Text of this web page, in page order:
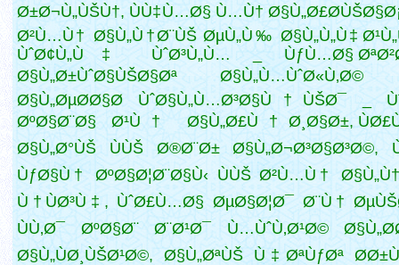
Ø±Ø¬Ù„ÙŠÙ†, ÙÙ‡Ù…Ø§ Ù…Ù† Ø§Ù„Ø£Ø­ÙŠØ§Ø¡
Ø²Ù…Ù† Ø§Ù„Ù†Ø¨ÙŠ ØµÙ„Ù‰ Ø§Ù„Ù„Ù‡
ÙˆØ¢Ù„Ù‡ ÙˆØ³Ù„Ù… _ ÙƒÙ…Ø§
Ø§Ù„Ø±ÙˆØ§ÙŠØ§Øª Ø§Ù„Ù…ÙˆØ«Ù‚Ø©
Ø§Ù„ØµØ­Ø§Ø­ ÙˆØ§Ù„Ù…Ø³Ø§Ù†ÙŠØ¯ _
ØºØ§Ø¨Ø§ Ø¹Ù† Ø§Ù„Ø£Ù†Ø¸Ø§Ø±,
Ø§Ù„Ø°ÙŠ ÙÙŠØ®Ø¨Ø± Ø§Ù„Ø¬Ø³Ø§Ø³Ø©,
ÙƒØ§Ù† ØºØ§Ø¦Ø¨Ø§Ù‹ ÙÙŠ Ø²Ù…Ù†
Ù†ÙØ³Ù‡, ÙˆØ£Ù…Ø§ ØµØ§Ø¦Ø¯ Ø¨Ù†
ÙÙ‚Ø¯ ØºØ§Ø¨ Ø¨Ø¹Ø¯ Ù…ÙˆÙ‚Ø¹Ø©
Ø§Ù„ÙØ¸ÙŠØ¹Ø©, Ø§Ù„ØªÙŠ Ù‡ØªÙƒØª